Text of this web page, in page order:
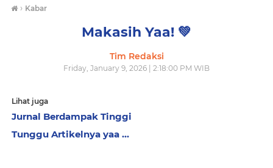
› Kabar
Makasih Yaa! 💚
Tim Redaksi
Friday, January 9, 2026 | 2:18:00 PM WIB
Lihat juga
Jurnal Berdampak Tinggi
Tunggu Artikelnya yaa ...